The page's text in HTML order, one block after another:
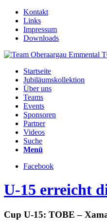
Kontakt
Links
Impressum
Downloads
Startseite
Jubiläumskollektion
Über uns
Teams
Events
Sponsoren
Partner
Videos
Suche
Menü
Facebook
U-15 erreicht
Cup U-15: TOBE –